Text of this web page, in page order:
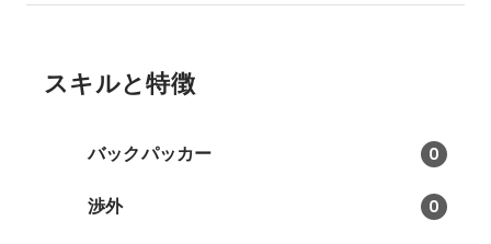
スキルと特徴
バックパッカー 0
渉外 0